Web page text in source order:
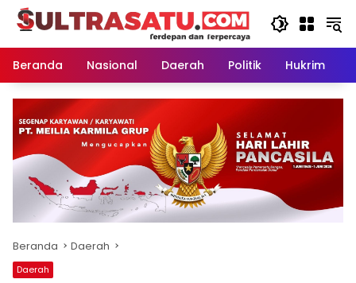
Langsung
Beranda
Nasional Daerah Politik Hukrim
Beranda Daerah
Daerah